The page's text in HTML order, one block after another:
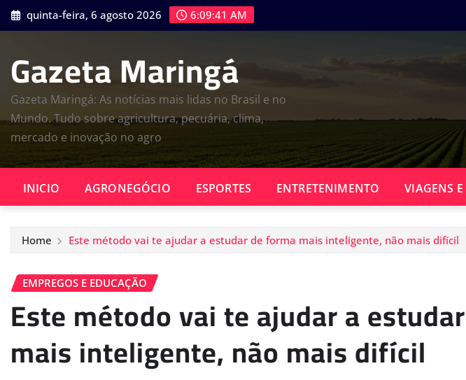
Skip
to
quinta-feira, 6 agosto 2026 6:09:42 AM
Gazeta Maringá
Gazeta Maringá: As notícias mais lidas no Brasil e no
Mundo. Tudo sobre agricultura, pecuária, clima,
mercado e inovação no agro
INICIO AGRONEGÓCIO ESPORTES ENTRETENIMENTO VIAGENS E
Home Este método vai te ajudar a estudar de forma mais inteligente, não mais difícil
EMPREGOS E EDUCAÇÃO
Este método vai te ajudar a
mais inteligente, não mais difícil